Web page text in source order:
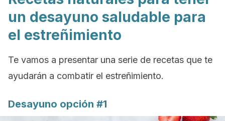
un desayuno saludable para
el estreñimiento
Te vamos a presentar una serie de recetas que te
ayudarán a combatir el estreñimiento.
Desayuno opción #1